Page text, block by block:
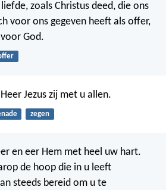
zoals Christus deed, die ons
voor ons gegeven heeft als offer,
God.
Jezus zij met u allen.
zegen
en eer Hem met heel uw hart.
de hoop die in u leeft
steeds bereid om u te